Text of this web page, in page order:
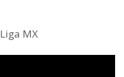
Liga MX